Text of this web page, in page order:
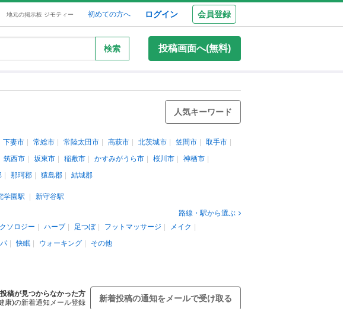
地元の掲示板 ジモティー 初めての方へ ログイン 会員登録
検索 投稿画面へ(無料)
人気キーワード
下妻市 常総市 常陸太田市 高萩市 北茨城市 笠間市
取手市
筑西市 坂東市 稲敷市 かすみがうら市 桜川市
神栖市
那珂郡 猿島郡 結城郡
学園駅
新守谷駅
路線・駅から選ぶ
ソロジー ハーブ 足つぼ フットマッサージ
メイク
快眠 ウォーキング その他
稿が見つからなかった方
康)の新着通知メール登録
新着投稿の通知をメールで受け取る